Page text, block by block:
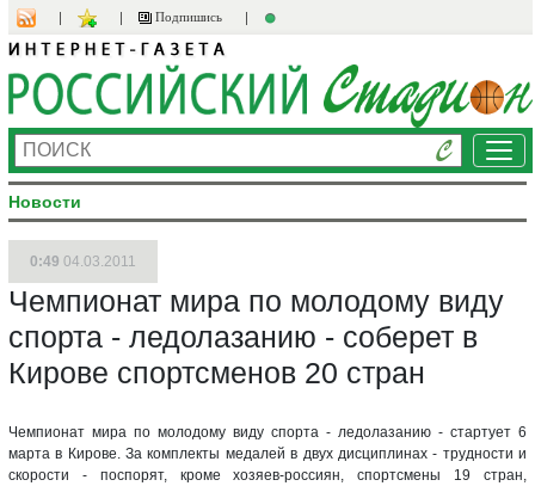
Подпишись
Новости
0:49 04.03.2011
Чемпионат мира по молодому виду
спорта - ледолазанию - соберет в
Кирове спортсменов 20 стран
Чемпионат мира по молодому виду спорта - ледолазанию - стартует 6
марта в Кирове. За комплекты медалей в двух дисциплинах - трудности и
скорости - поспорят, кроме хозяев-россиян, спортсмены 19 стран,